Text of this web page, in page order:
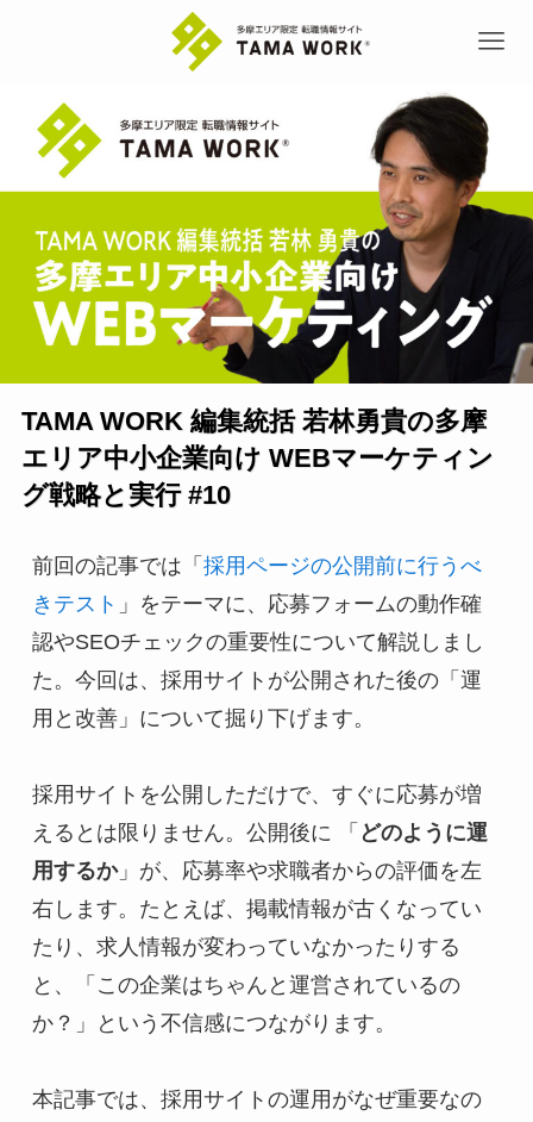
TAMA WORK 編集統括 若林勇貴の多摩
エリア中小企業向け WEBマーケティン
グ戦略と実行 #10
前回の記事では「 採用ページの公開前に行うべ
きテスト 」をテーマに、応募フォームの動作確
認やSEOチェックの重要性について解説しまし
た。今回は、採用サイトが公開された後の「運
用と改善」について掘り下げます。
採用サイトを公開しただけで、すぐに応募が増
えるとは限りません。公開後に 「 どのように運
用するか」が、応募率や求職者からの評価を左
右します。たとえば、掲載情報が古くなってい
たり、求人情報が変わっていなかったりする
と、「この企業はちゃんと運営されているの
か？」という不信感につながります。
本記事では、採用サイトの運用がなぜ重要なの